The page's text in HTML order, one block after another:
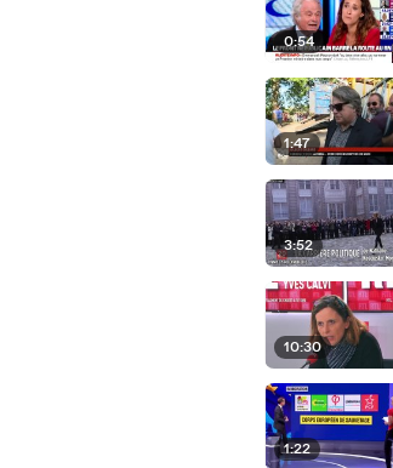
0:54
1:47
3:52
10:30
1:22